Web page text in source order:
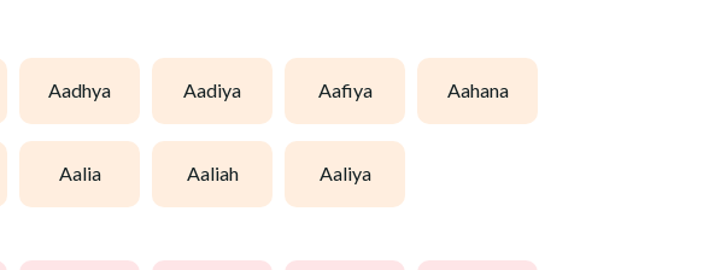
aadhya aadiya aafiya aahana
aalia aaliah aaliya